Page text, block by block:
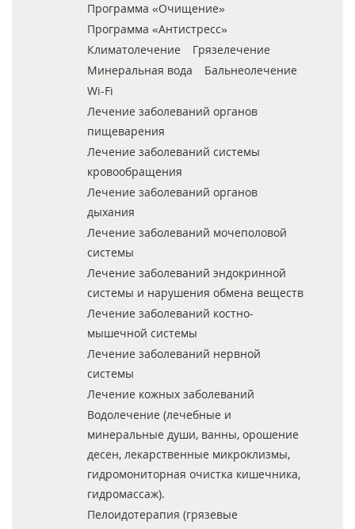
Программа «Очищение»
Программа «Антистресс»
Климатолечение
Грязелечение
Минеральная вода
Бальнеолечение
Wi-Fi
Лечение заболеваний органов
пищеварения
Лечение заболеваний системы
кровообращения
Лечение заболеваний органов
дыхания
Лечение заболеваний мочеполовой
системы
Лечение заболеваний эндокринной
системы и нарушения обмена веществ
Лечение заболеваний костно-
мышечной системы
Лечение заболеваний нервной
системы
Лечение кожных заболеваний
Водолечение (лечебные и
минеральные души, ванны, орошение
десен, лекарственные микроклизмы,
гидромониторная очистка кишечника,
гидромассаж).
Пелоидотерапия (грязевые